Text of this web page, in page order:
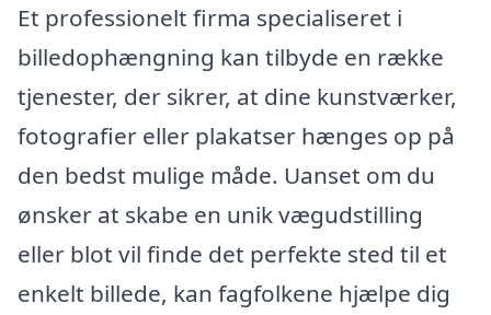
Et professionelt firma specialiseret i
billedophængning kan tilbyde en række
tjenester, der sikrer, at dine kunstværker,
fotografier eller plakatser hænges op på
den bedst mulige måde. Uanset om du
ønsker at skabe en unik vægudstilling
eller blot vil finde det perfekte sted til et
enkelt billede, kan fagfolkene hjælpe dig